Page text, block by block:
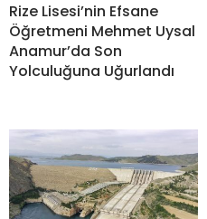
Rize Lisesi’nin Efsane
Öğretmeni Mehmet Uysal
Anamur’da Son
Yolculuğuna Uğurlandı